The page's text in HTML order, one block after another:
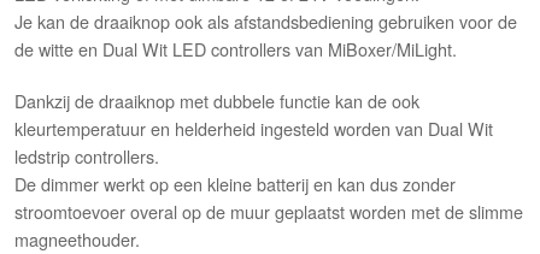
Je kan de draaiknop ook als afstandsbediening gebruiken voor de
de witte en Dual Wit LED controllers van MiBoxer/MiLight.
Dankzij de draaiknop met dubbele functie kan de ook
kleurtemperatuur en helderheid ingesteld worden van Dual Wit
ledstrip controllers.
De dimmer werkt op een kleine batterij en kan dus zonder
stroomtoevoer overal op de muur geplaatst worden met de slimme
magneethouder.